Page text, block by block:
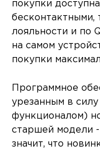
покупки
бесконтактными,
лояльности и по
на самом
покупки
Программное
урезанным в
функционалом)
старшей модели
значит, что